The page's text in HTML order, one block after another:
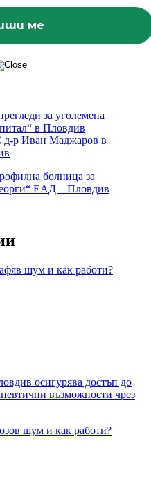
за уголемена
в Пловдив
д-р Иван Маджаров в
шум и как работи?
осигурява достъп до
възможности чрез
шум и как работи?